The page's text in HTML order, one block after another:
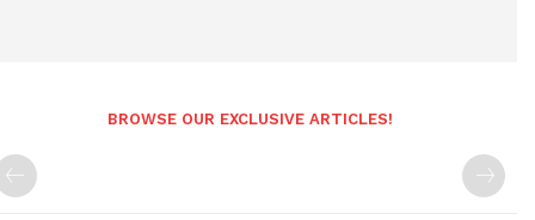
BROWSE OUR EXCLUSIVE ARTICLES!